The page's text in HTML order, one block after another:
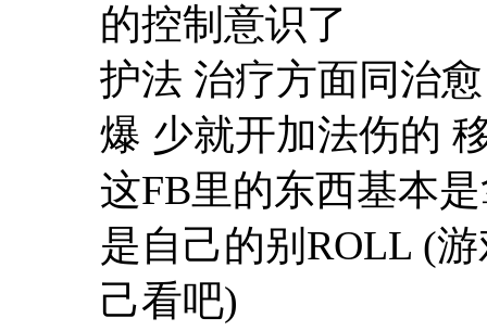
的控制意识了
护法 治疗方面同治
爆 少就开加法伤的
这FB里的东西基本
是自己的别ROLL (
己看吧)